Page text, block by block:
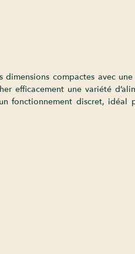
compactes avec
efficacement une variété
fonctionnement discret, idéal